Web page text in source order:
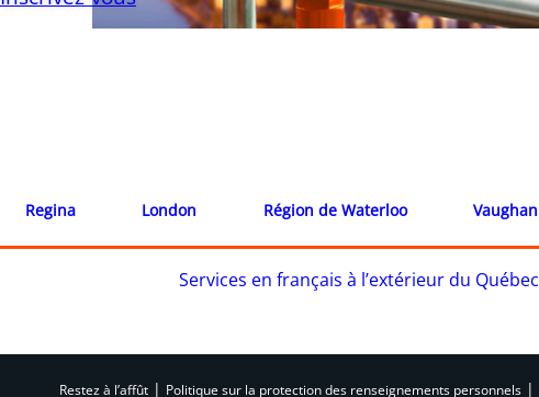
Regina London Région de Waterloo Vaughan
Services en français à l’extérieur du Québec
Restez à l’affût | Politique sur la protection des renseignements personnels |